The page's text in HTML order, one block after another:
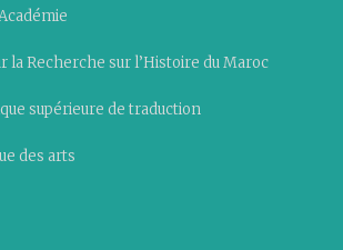
la Recherche sur l’Histoire du Maroc
supérieure de traduction
des arts